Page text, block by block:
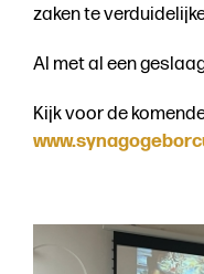
Stichting
zaken te
Al met al een
Kijk voor de